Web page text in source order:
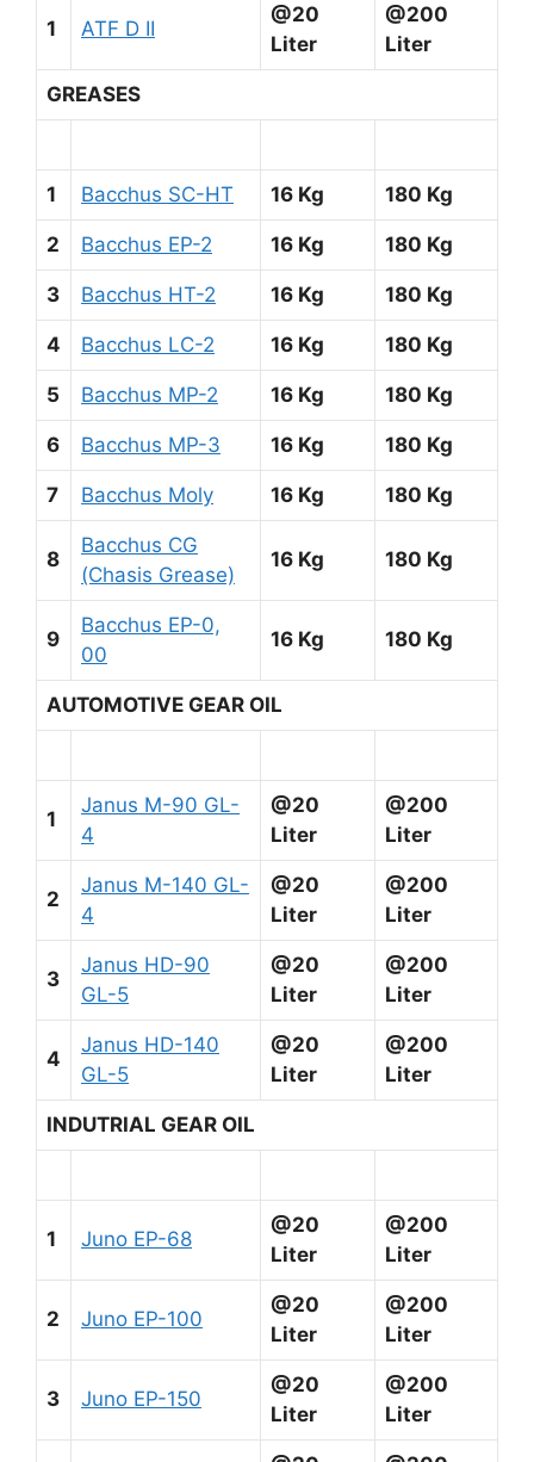
1 ATF D II
@20
Liter
@200
Liter
GREASES
1 Bacchus SC-HT 16 Kg 180 Kg
2 Bacchus EP-2 16 Kg 180 Kg
3 Bacchus HT-2 16 Kg 180 Kg
4 Bacchus LC-2 16 Kg 180 Kg
5 Bacchus MP-2 16 Kg 180 Kg
6 Bacchus MP-3 16 Kg 180 Kg
7 Bacchus Moly 16 Kg 180 Kg
8
Bacchus CG
(Chasis Grease)
16 Kg 180 Kg
9
Bacchus EP-0,
00
16 Kg 180 Kg
AUTOMOTIVE GEAR OIL
1
Janus M-90 GL-
4
@20
Liter
@200
Liter
2
Janus M-140 GL-
4
@20
Liter
@200
Liter
3
Janus HD-90
GL-5
@20
Liter
@200
Liter
4
Janus HD-140
GL-5
@20
Liter
@200
Liter
INDUTRIAL GEAR OIL
1 Juno EP-68
@20
Liter
@200
Liter
2 Juno EP-100
@20
Liter
@200
Liter
3 Juno EP-150
@20
Liter
@200
Liter